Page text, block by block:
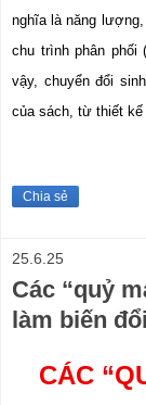
nghĩa là năng
chu trình phân phối
vậy, chuyển đổi
của sách, từ thiết
Chia sẻ
25.6.25
Các “quỷ
làm biến
CÁC